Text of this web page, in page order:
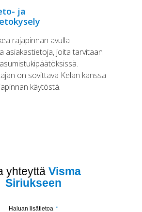
ja
rajapinnan avulla
asiakastietoja, joita tarvitaan
on sovittava Kelan kanssa
käytöstä.